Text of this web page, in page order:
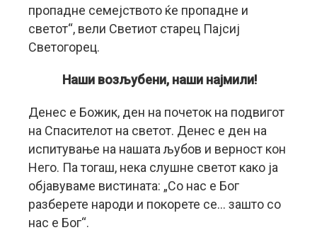
пропадне семејството ќе пропадне и
светот“, вели Светиот старец Пајсиј
Светогорец.
Наши возљубени, наши најмили!
Денес е Божик, ден на почеток на подвигот
на Спасителот на светот. Денес е ден на
испитување на нашата љубов и верност кон
Него. Па тогаш, нека слушне светот како ја
објавуваме вистината: „Со нас е Бог
разберете народи и покорете се… зашто со
нас е Бог“.